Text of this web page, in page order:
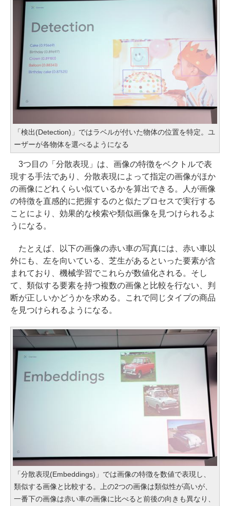
「検出(Detection)」ではラベルが付いた物体の位置を特定。ユ
ーザーが各物体を選べるようになる
3つ目の「分散表現」は、画像の特徴をベクトルで表
現する手法であり、分散表現によって指定の画像がほか
の画像にどれくらい似ているかを算出できる。人が画像
の特徴を直感的に把握するのと似たプロセスで実行する
ことにより、効果的な検索や類似画像を見つけられるよ
うになる。
たとえば、以下の画像の赤い車の写真には、赤い車以
外にも、左を向いている、芝生があるといった要素が含
まれており、機械学習でこれらが数値化される。そし
て、類似する要素を持つ複数の画像と比較を行ない、判
断が正しいかどうかを求める。これで同じタイプの商品
を見つけられるようになる。
「分散表現(Embeddings)」では画像の特徴を数値で表現し、
類似する画像と比較する。上の2つの画像は類似性が高いが、
一番下の画像は赤い車の画像に比べると前後の向きも異なり、